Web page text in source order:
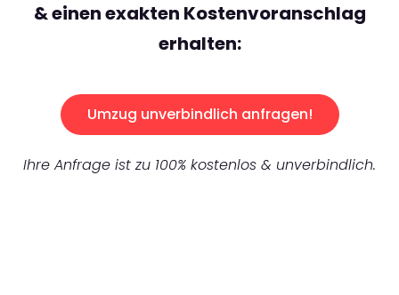
& einen exakten Kostenvoranschlag
erhalten:
Umzug unverbindlich anfragen!
Ihre Anfrage ist zu 100% kostenlos & unverbindlich.